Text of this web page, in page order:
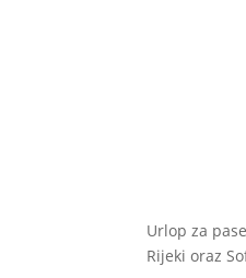
Urlop za
Rijeki oraz